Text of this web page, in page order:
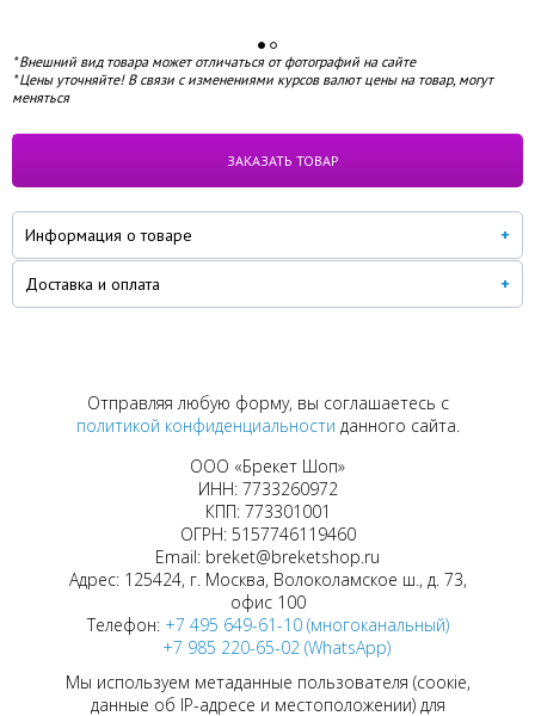
* Внешний вид товара может отличаться от фотографий на сайте
* Цены уточняйте! В связи с изменениями курсов валют цены на товар, могут
меняться
под заказ
ЗАКАЗАТЬ ТОВАР
Информация о товаре
Доставка и оплата
Отправляя любую форму, вы соглашаетесь с
политикой конфиденциальности данного сайта.
ООО «Брекет Шоп»
ИНН: 7733260972
КПП: 773301001
ОГРН: 5157746119460
Email: breket@breketshop.ru
Адрес: 125424, г. Москва, Волоколамское ш., д. 73,
офис 100
Телефон: +7 495 649-61-10 (многоканальный)
+7 985 220-65-02 (WhatsApp)
Мы используем метаданные пользователя (соокіе,
данные об IP-адресе и местоположении) для